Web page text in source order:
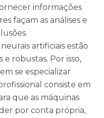
informações
façam as análises e
artificiais estão
e robustas. Por isso,
se especializar
consiste em
que as máquinas
por conta própria,